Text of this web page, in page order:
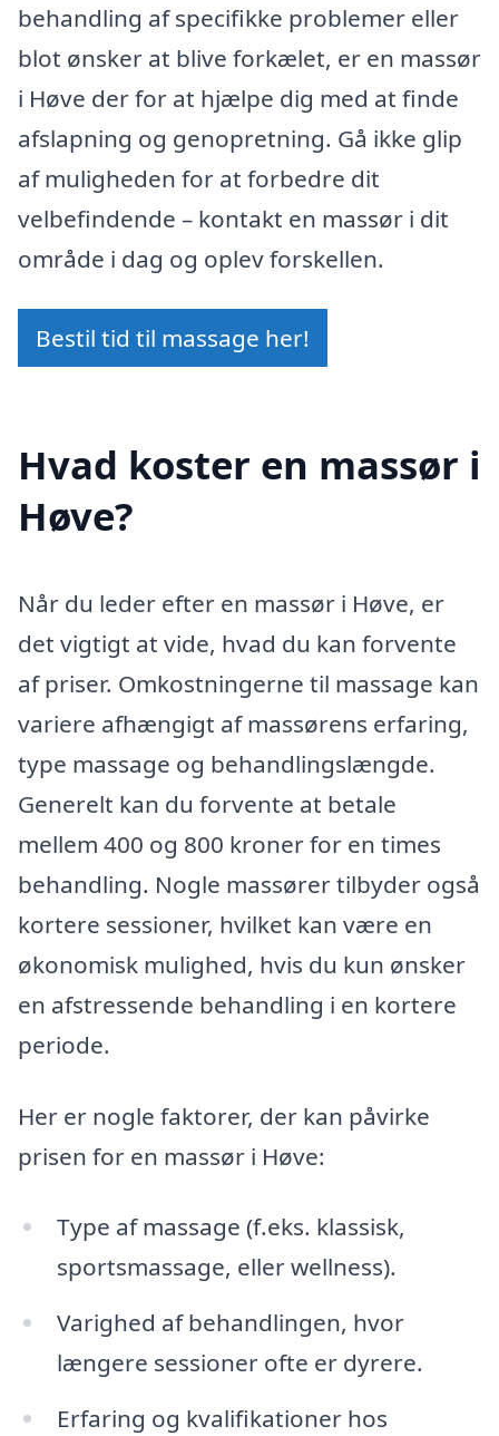
behandling af specifikke problemer eller
blot ønsker at blive forkælet, er en massør
i Høve der for at hjælpe dig med at finde
afslapning og genopretning. Gå ikke glip
af muligheden for at forbedre dit
velbefindende – kontakt en massør i dit
område i dag og oplev forskellen.
Bestil tid til massage her!
Hvad koster en massør i
Høve?
Når du leder efter en massør i Høve, er
det vigtigt at vide, hvad du kan forvente
af priser. Omkostningerne til massage kan
variere afhængigt af massørens erfaring,
type massage og behandlingslængde.
Generelt kan du forvente at betale
mellem 400 og 800 kroner for en times
behandling. Nogle massører tilbyder også
kortere sessioner, hvilket kan være en
økonomisk mulighed, hvis du kun ønsker
en afstressende behandling i en kortere
periode.
Her er nogle faktorer, der kan påvirke
prisen for en massør i Høve:
Type af massage (f.eks. klassisk,
sportsmassage, eller wellness).
Varighed af behandlingen, hvor
længere sessioner ofte er dyrere.
Erfaring og kvalifikationer hos